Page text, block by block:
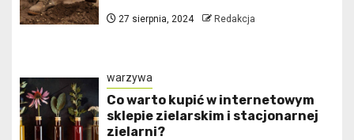
27 sierpnia, 2024 Redakcja
warzywa
Co warto kupić w internetowym
sklepie zielarskim i stacjonarnej
zielarni?